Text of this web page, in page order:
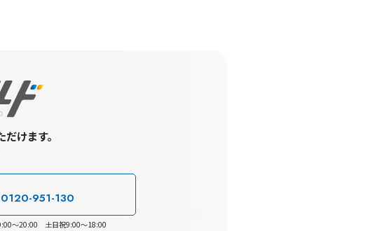
けます。
0120-951-130
～20:00 土日祝9:00～18:00